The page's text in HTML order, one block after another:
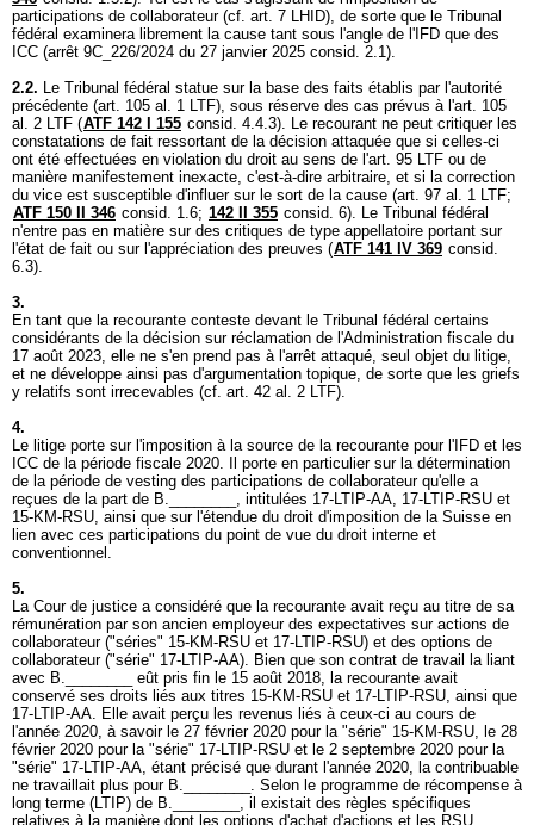
participations de collaborateur (cf. art. 7 LHID), de sorte que le Tribunal
fédéral examinera librement la cause tant sous l'angle de l'IFD que des
ICC (arrêt 9C_226/2024 du 27 janvier 2025 consid. 2.1).
2.2. Le Tribunal fédéral statue sur la base des faits établis par l'autorité
précédente (art. 105 al. 1 LTF), sous réserve des cas prévus à l'art. 105
al. 2 LTF (ATF 142 I 155 consid. 4.4.3). Le recourant ne peut critiquer les
constatations de fait ressortant de la décision attaquée que si celles-ci
ont été effectuées en violation du droit au sens de l'art. 95 LTF ou de
manière manifestement inexacte, c'est-à-dire arbitraire, et si la correction
du vice est susceptible d'influer sur le sort de la cause (art. 97 al. 1 LTF;
ATF 150 II 346 consid. 1.6; 142 II 355 consid. 6). Le Tribunal fédéral
n'entre pas en matière sur des critiques de type appellatoire portant sur
l'état de fait ou sur l'appréciation des preuves (ATF 141 IV 369 consid.
6.3).
3.
En tant que la recourante conteste devant le Tribunal fédéral certains
considérants de la décision sur réclamation de l'Administration fiscale du
17 août 2023, elle ne s'en prend pas à l'arrêt attaqué, seul objet du litige,
et ne développe ainsi pas d'argumentation topique, de sorte que les griefs
y relatifs sont irrecevables (cf. art. 42 al. 2 LTF).
4.
Le litige porte sur l'imposition à la source de la recourante pour l'IFD et les
ICC de la période fiscale 2020. Il porte en particulier sur la détermination
de la période de vesting des participations de collaborateur qu'elle a
reçues de la part de B.________, intitulées 17-LTIP-AA, 17-LTIP-RSU et
15-KM-RSU, ainsi que sur l'étendue du droit d'imposition de la Suisse en
lien avec ces participations du point de vue du droit interne et
conventionnel.
5.
La Cour de justice a considéré que la recourante avait reçu au titre de sa
rémunération par son ancien employeur des expectatives sur actions de
collaborateur ("séries" 15-KM-RSU et 17-LTIP-RSU) et des options de
collaborateur ("série" 17-LTIP-AA). Bien que son contrat de travail la liant
avec B.________ eût pris fin le 15 août 2018, la recourante avait
conservé ses droits liés aux titres 15-KM-RSU et 17-LTIP-RSU, ainsi que
17-LTIP-AA. Elle avait perçu les revenus liés à ceux-ci au cours de
l'année 2020, à savoir le 27 février 2020 pour la "série" 15-KM-RSU, le 28
février 2020 pour la "série" 17-LTIP-RSU et le 2 septembre 2020 pour la
"série" 17-LTIP-AA, étant précisé que durant l'année 2020, la contribuable
ne travaillait plus pour B.________. Selon le programme de récompense à
long terme (LTIP) de B.________, il existait des règles spécifiques
relatives à la manière dont les options d'achat d'actions et les RSU